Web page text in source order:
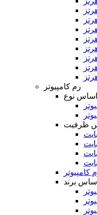
رم کامپیوتر
اساس نوع
ظرفیت
کامپیوتر
برند